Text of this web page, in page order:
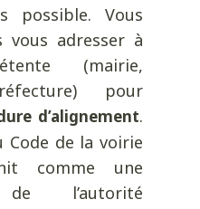
possible. Vous
vous adresser à
(mairie,
pour
d’alignement.
Code de la voirie
comme une
de l’autorité